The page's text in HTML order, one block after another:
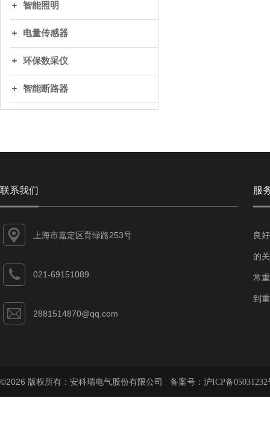
智能照明
电量传感器
环保数采仪
智能断路器
联系我们
上海市嘉定区育绿路253号
021-69151089
2881514870@qq.com
服
良
的
常
到
©2026 版权所有：安科瑞电气股份有限公司 备案号： 沪ICP备05031232